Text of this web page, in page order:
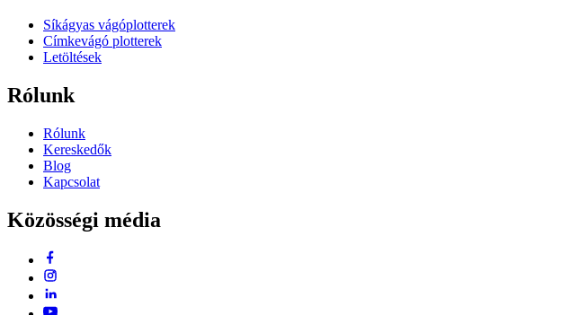
Síkágyas vágóplotterek
Címkevágó plotterek
Letöltések
Rólunk
Rólunk
Kereskedők
Blog
Kapcsolat
Közösségi média